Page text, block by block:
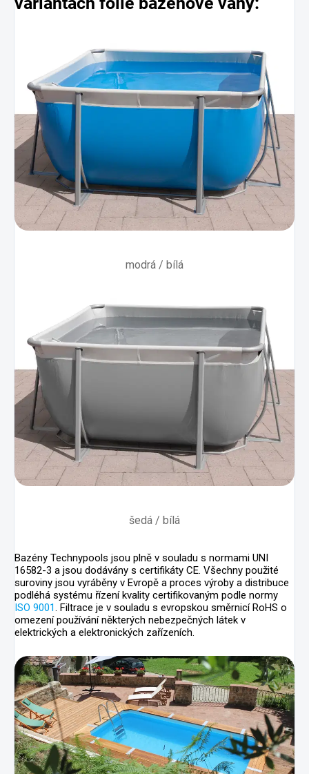
modrá / bílá
šedá / bílá
Bazény Technypools jsou plně v souladu s normami UNI
16582-3 a jsou dodávány s certifikáty CE. Všechny použité
suroviny jsou vyráběny v Evropě a proces výroby a distribuce
podléhá systému řízení kvality certifikovaným podle normy
ISO 9001. Filtrace je v souladu s evropskou směrnicí RoHS o
omezení používání některých nebezpečných látek v
elektrických a elektronických zařízeních.